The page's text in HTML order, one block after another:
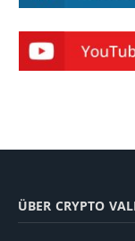
ÜBER CRYPTO